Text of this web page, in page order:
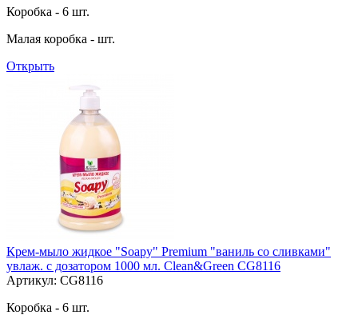
Коробка - 6 шт.
Малая коробка - шт.
Открыть
Крем-мыло жидкое "Soapy" Premium "ваниль со сливками"
увлаж. с дозатором 1000 мл. Clean&Green CG8116
Артикул: CG8116
Коробка - 6 шт.